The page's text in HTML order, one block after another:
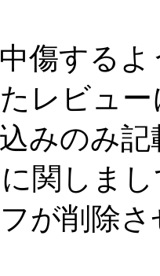
傷するよ
レビュー
みのみ記
関しま
が削除さ